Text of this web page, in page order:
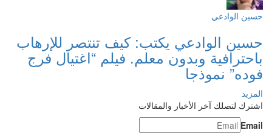
حسين الوادعي
حسين الوادعي يكتب: كيف تنتصر للإرهاب
باحترافية وبدون معلم. فيلم “اغتيال فرج
فوده” نموذجا
المزيد
اشترك لتصلك آخر الأخبار والمقالات
Email